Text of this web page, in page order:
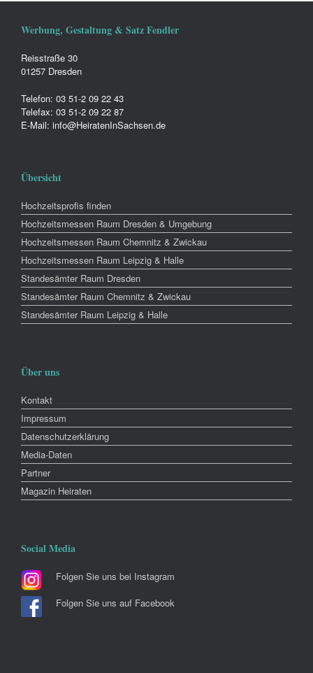
Werbung, Gestaltung & Satz Fendler
Reisstraße 30
01257 Dresden
Telefon: 03 51-2 09 22 43
Telefax: 03 51-2 09 22 87
E-Mail: info@HeiratenInSachsen.de
Übersicht
Hochzeitsprofis finden
Hochzeitsmessen Raum Dresden & Umgebung
Hochzeitsmessen Raum Chemnitz & Zwickau
Hochzeitsmessen Raum Leipzig & Halle
Standesämter Raum Dresden
Standesämter Raum Chemnitz & Zwickau
Standesämter Raum Leipzig & Halle
Über uns
Kontakt
Impressum
Datenschutzerklärung
Media-Daten
Partner
Magazin Heiraten
Social Media
Folgen Sie uns bei Instagram
Folgen Sie uns auf Facebook